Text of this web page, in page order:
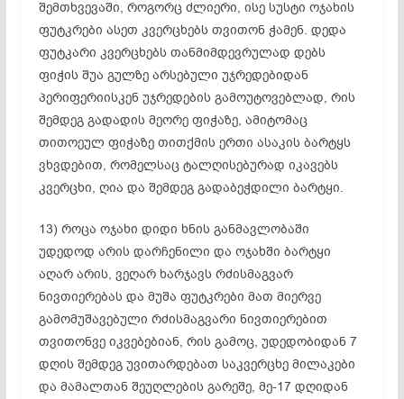
შემთხვევაში, როგორც ძლიერი, ისე სუსტი ოჯახის
ფუტკრები ასეთ კვერცხებს თვითონ ჭამენ. დედა
ფუტკარი კვერცხებს თანმიმდევრულად დებს
ფიჭის შუა გულზე არსებული უჯრედებიდან
პერიფერიისკენუჯრედების გამოუტოვებლად, რის
შემდეგ გადადის მეორე ფიჭაზე, ამიტომაც
თითოეულ ფიჭაზეთითქმის ერთი ასაკის ბარტყს
ვხვდებით, რომელსაც ტალღისებურად იკავებს
კვერცხი, ღია და შემდეგ გადაბეჭდილი ბარტყი.
13) როცა ოჯახი დიდი ხნის განმავლობაში
უდედოდ არის დარჩენილი და ოჯახში ბარტყი
აღარ არის, ვეღარ ხარჯავს რძისმაგვარ
ნივთიერებას და მუშა ფუტკრები მათ მიერვე
გამომუშავებული რძისმაგვარი ნივთიერებით
თვითონვე იკვებებიან, რის გამოც, უდედობიდან7
დღის შემდეგ უვითარდებათ საკვერცხე მილაკები
და მამალთან შეუღლების გარეშე, მე-17 დღიდან